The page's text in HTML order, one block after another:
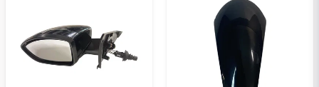
Lähetä kysymys